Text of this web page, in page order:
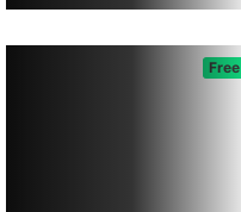
Free